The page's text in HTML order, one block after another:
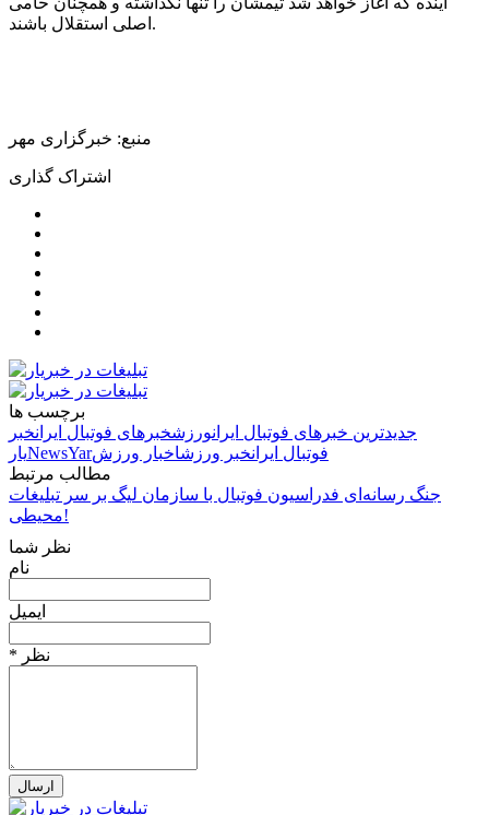
اصلی استقلال باشند.
منبع: خبرگزاری مهر
اشتراک گذاری
برچسب ها
جدیدترین خبرهای فوتبال ایرانورزشخبرهای فوتبال ایرانخبر
یارNewsYar فوتبال ایرانخبر ورزشاخبار ورزش
مطالب مرتبط
جنگ رسانه‌ای فدراسیون فوتبال با سازمان لیگ بر سر تبلیغات
محیطی!
نظر شما
نام
ایمیل
* نظر